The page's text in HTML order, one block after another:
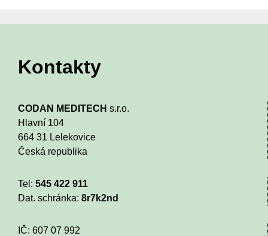
Kontakty
CODAN MEDITECH s.r.o.
Hlavní 104
664 31 Lelekovice
Česká republika
Tel: 545 422 911
Dat. schránka: 8r7k2nd
IČ: 607 07 992